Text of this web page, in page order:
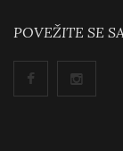
POVEŽITE SE